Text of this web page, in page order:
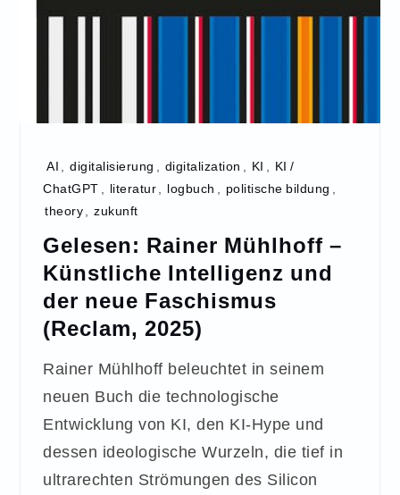
AI digitalisierung digitalization KI
KI /
ChatGPT
literatur logbuch politische bildung
theory
zukunft
Gelesen: Rainer Mühlhoff –
Künstliche Intelligenz und
der neue Faschismus
(Reclam, 2025)
Rainer Mühlhoff beleuchtet in seinem
neuen Buch die technologische
Entwicklung von KI, den KI-Hype und
dessen ideologische Wurzeln, die tief in
ultrarechten Strömungen des Silicon